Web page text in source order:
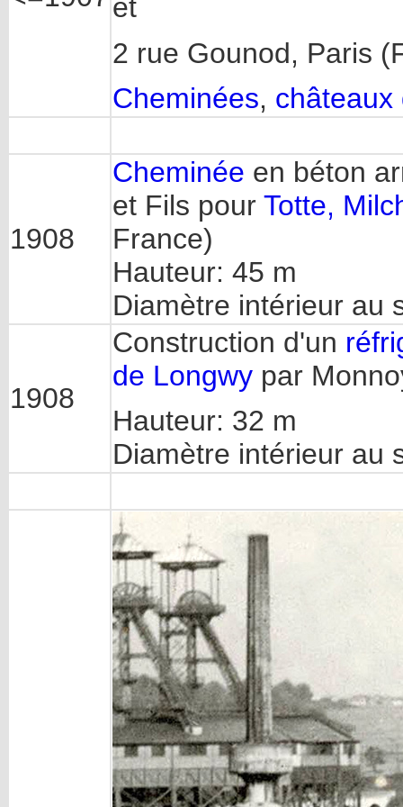
et
2 rue Gounod, Paris
Cheminées, châteaux
1908
Cheminée en béton
et Fils pour Totte,
France)
Hauteur: 45 m
Diamètre intérieur au
1908
Construction d'un
de Longwy par
Hauteur: 32 m
Diamètre intérieur au